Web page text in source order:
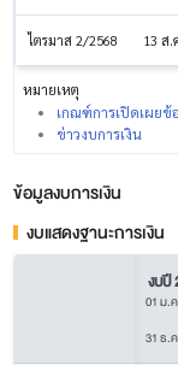
ไตรมาส 2/2568 13 ส.
หมายเหตุ
เกณฑ์การเปิดเผยข้
ข่าวงบการเงิน
ข้อมูลงบการเงิน
งบแสดงฐานะการเงิน
งบปี
01 ม.
31 ธ.